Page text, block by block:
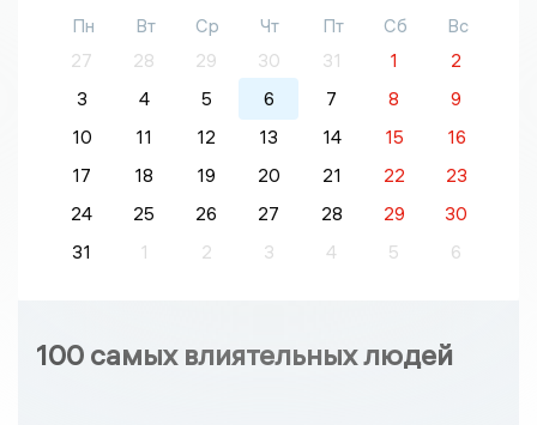
Пн Вт Ср Чт Пт Сб
Вс
27
28 29 30 31 1
2
3
4 5 6 7 8
9
10
11 12 13 14 15
16
17
18 19 20 21 22
23
24
25 26 27 28 29
30
31
1 2 3 4 5 6
100 самых влиятельных людей